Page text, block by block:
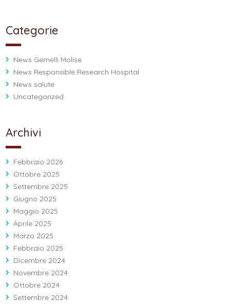
Categorie
News Gemelli Molise
News Responsible Research Hospital
News salute
Uncategorized
Archivi
Febbraio 2026
Ottobre 2025
Settembre 2025
Giugno 2025
Maggio 2025
Aprile 2025
Marzo 2025
Febbraio 2025
Dicembre 2024
Novembre 2024
Ottobre 2024
Settembre 2024